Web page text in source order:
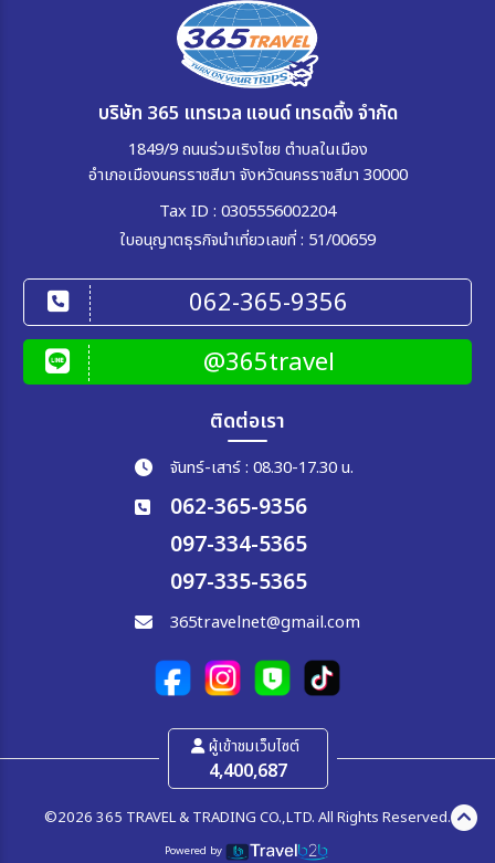
บริษัท 365 แทรเวล แอนด์ เทรดดิ้ง จำกัด
1849/9 ถนนร่วมเริงไชย ตำบลในเมือง
อำเภอเมืองนครราชสีมา จังหวัดนครราชสีมา 30000
Tax ID : 0305556002204
ใบอนุญาตธุรกิจนำเที่ยวเลขที่ : 51/00659
062-365-9356
@365travel
ติดต่อเรา
จันทร์-เสาร์ : 08.30-17.30 น.
062-365-9356
097-334-5365
097-335-5365
365travelnet@gmail.com
ผู้เข้าชมเว็บไซต์
4,400,687
©2026 365 TRAVEL & TRADING CO.,LTD. All Rights Reserved.
Powered by